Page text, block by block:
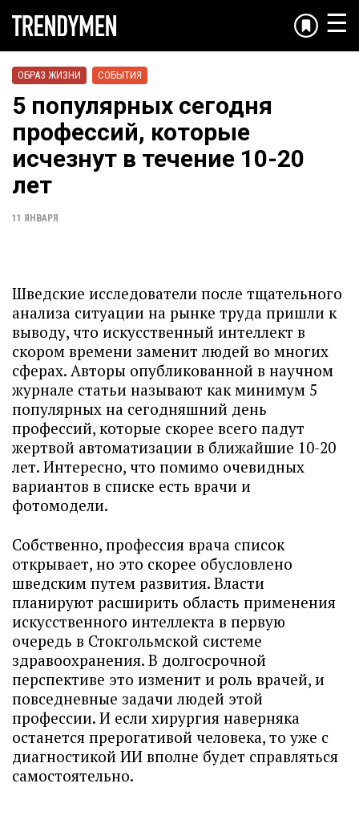
☰
ОБРАЗ ЖИЗНИ СОБЫТИЯ
5 популярных сегодня
профессий, которые
исчезнут в течение 10-20
лет
11 ЯНВАРЯ
Шведские исследователи после тщательного
анализа ситуации на рынке труда пришли к
выводу, что искусственный интеллект в
скором времени заменит людей во многих
сферах. Авторы опубликованной в научном
журнале статьи называют как минимум 5
популярных на сегодняшний день
профессий, которые скорее всего падут
жертвой автоматизации в ближайшие 10-20
лет. Интересно, что помимо очевидных
вариантов в списке есть врачи и
фотомодели.
Собственно, профессия врача список
открывает, но это скорее обусловлено
шведским путем развития. Власти
планируют расширить область применения
искусственного интеллекта в первую
очередь в Стокгольмской системе
здравоохранения. В долгосрочной
перспективе это изменит и роль врачей, и
повседневные задачи людей этой
профессии. И если хирургия наверняка
останется прерогативой человека, то уже с
диагностикой ИИ вполне будет справляться
самостоятельно.